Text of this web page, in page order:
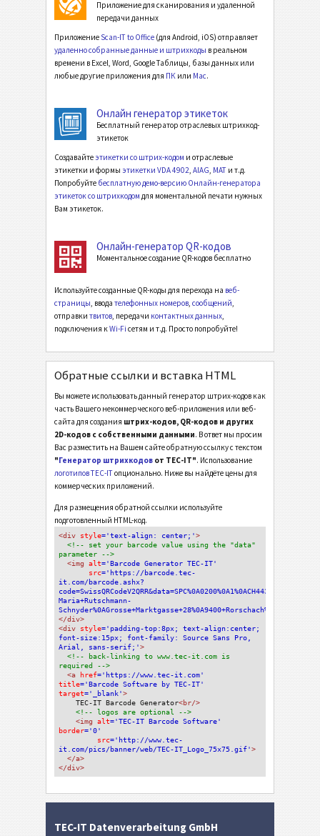
Приложение для сканирования и удаленной
передачи данных
Приложение Scan-IT to Office (для Android, iOS) отправляет
удаленно собранные данные и штрихкоды в реальном
времени в Excel, Word, Google Таблицы, базы данных или
любые другие приложения для ПК или Mac.
Онлайн генератор этикеток
Бесплатный генератор отраслевых штрихкод-
этикеток
Создавайте этикетки со штрих-кодом и отраслевые
этикетки и формы этикетки VDA 4902, AIAG, MAT и т.д.
Попробуйте бесплатную демо-версию Онлайн-генератора
этикеток со штрихкодом для моментальной печати нужных
Вам этикеток.
Онлайн-генератор QR-кодов
Моментальное создание QR-кодов бесплатно
Используйте созданные QR-коды для перехода на веб-
страницы, ввода телефонных номеров, сообщений,
отправки твитов, передачи контактных данных,
подключения кWi-Fi сетям и т.д. Просто попробуйте!
Обратные ссылки и вставка HTML
Вы можете использовать данный генератор штрих-кодов как
часть Вашего некоммерческого веб-приложения или веб-
сайта для создания штрих-кодов, QR-кодов и других
2D-кодов с собственными данными. В ответ мы просим
Вас разместить на Вашем сайте обратную ссылку с текстом
"Генератор штрихкодов от TEC-IT". Использование
логотипов TEC-ITопционально. Ниже вы найдёте цены для
коммерческих приложений.
Для размещения обратной ссылки используйте
подготовленный HTML-код.
<div style='text-align: center;'>
<!-- set your barcode value using the "data"
parameter -->
<img alt='Barcode Generator TEC-IT'
src='https://barcode.tec-
it.com/barcode.ashx?
Maria+Rutschmann-
</div>
<div style='padding-top:8px; text-align:center;
font-size:15px; font-family: Source Sans Pro,
Arial, sans-serif;'>
<!-- back-linking to www.tec-it.com is
required -->
<a href='https://www.tec-it.com'
title='Barcode Software by TEC-IT'
target='_blank'>
TEC-IT Barcode Generator<br/>
<!-- logos are optional -->
<img alt='TEC-IT Barcode Software'
border='0'
src='http://www.tec-
it.com/pics/banner/web/TEC-IT_Logo_75x75.gif'>
</a>
</div>
TEC-IT Datenverarbeitung GmbH